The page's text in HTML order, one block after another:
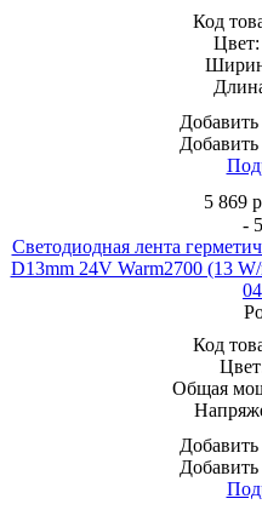
Код
Цвет:
5 869
-
Светодиодная лента
D13mm 24V Warm2700 (13
Код
Общая